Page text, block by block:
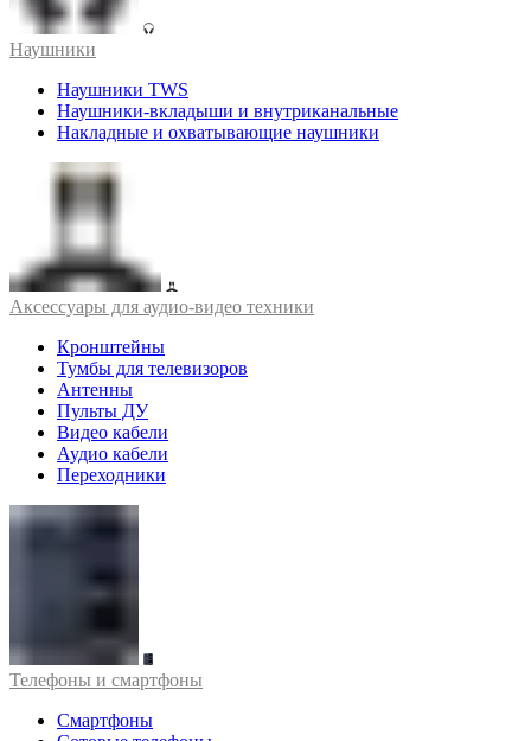
Наушники
Наушники TWS
Наушники-вкладыши и внутриканальные
Накладные и охватывающие наушники
Аксессуары для аудио-видео техники
Кронштейны
Тумбы для телевизоров
Антенны
Пульты ДУ
Видео кабели
Аудио кабели
Переходники
Телефоны и смартфоны
Смартфоны